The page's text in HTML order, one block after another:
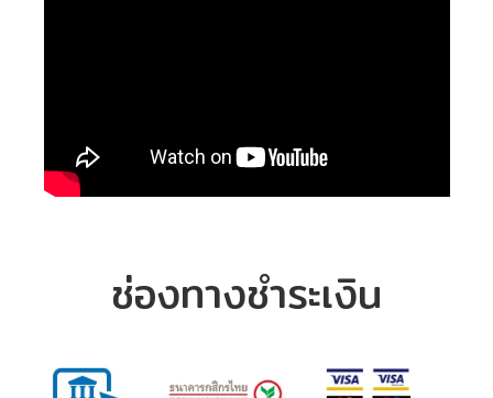
ช่องทางชำระเงิน